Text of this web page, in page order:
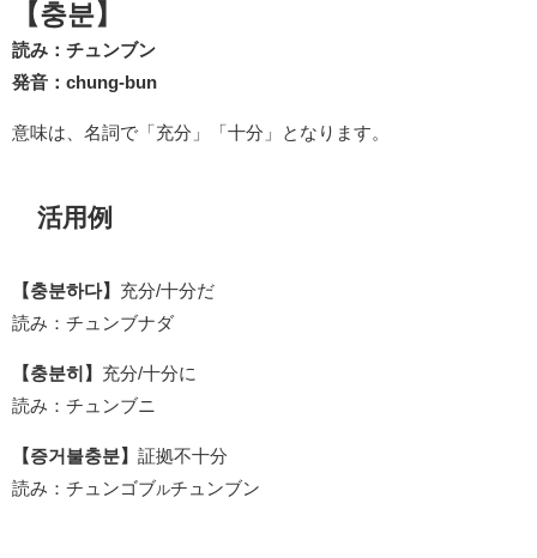
【충분】
読み：チュンブン
発音：chung-bun
意味は、名詞で「充分」「十分」となります。
活用例
【충분하다】 充分/十分だ
読み：チュンブナダ
【충분히】 充分/十分に
読み：チュンブニ
【증거불충분】 証拠不十分
読み：チュンゴブルチュンブン